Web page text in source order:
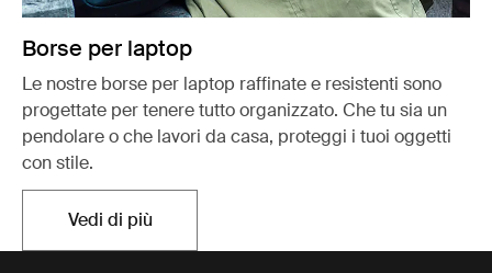
Borse per laptop
Le nostre borse per laptop raffinate e resistenti sono
progettate per tenere tutto organizzato. Che tu sia un
pendolare o che lavori da casa, proteggi i tuoi oggetti
con stile.
Vedi di piùSi apre in una nuova scheda